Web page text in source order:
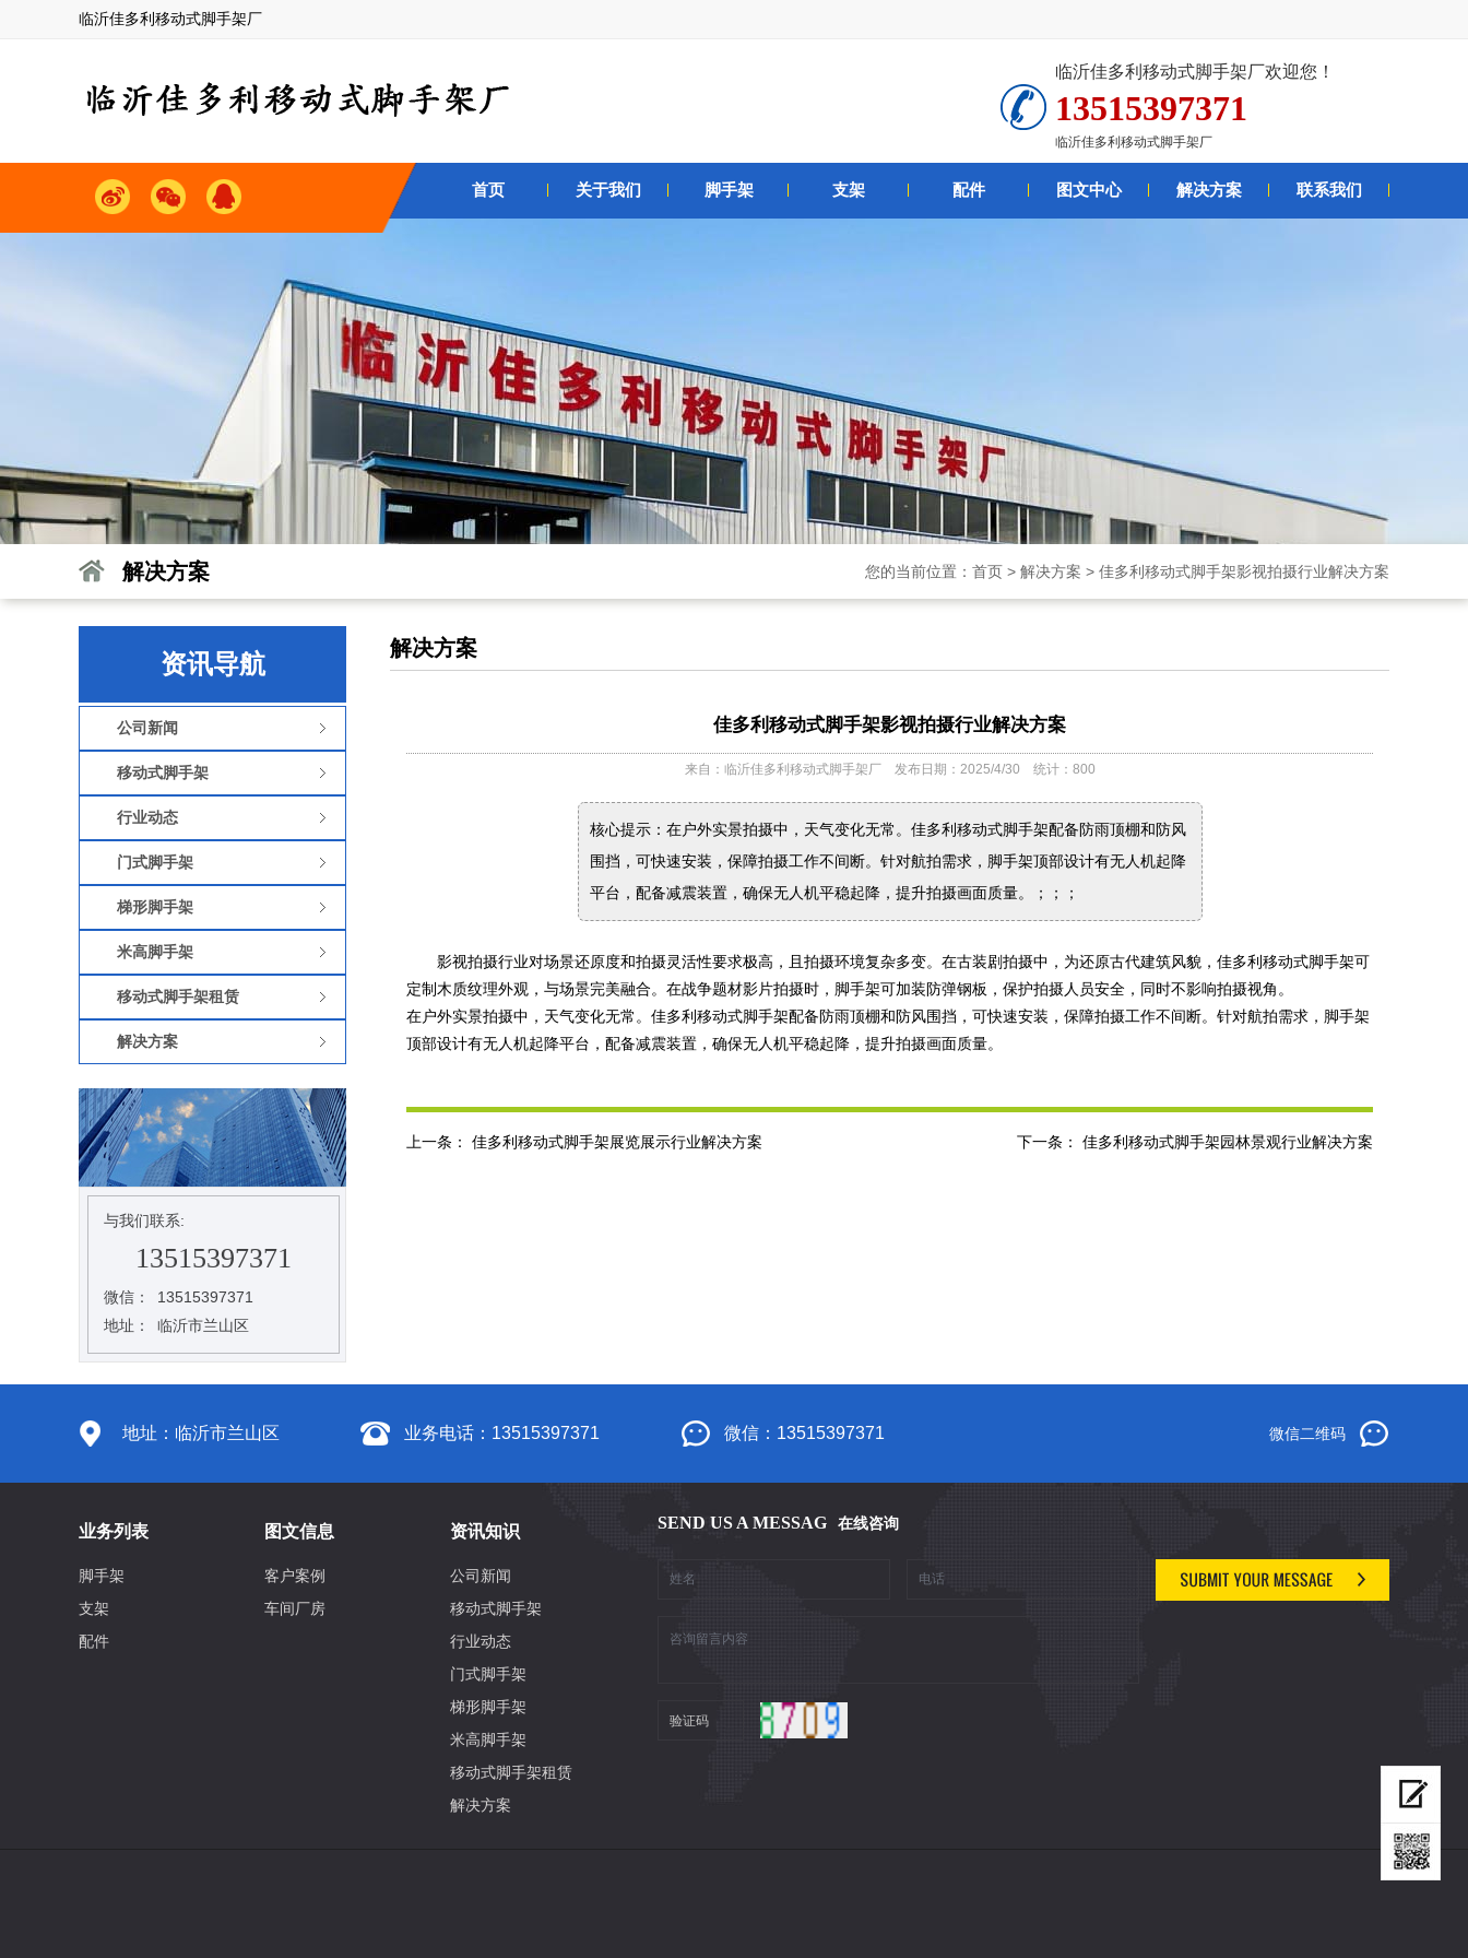
临沂佳多利移动式脚手架厂
临沂佳多利移动式脚手架厂欢迎您！
13515397371
临沂佳多利移动式脚手架厂
首页 关于我们 脚手架 支架 配件 图文中心 解决方案 联系我们
您的当前位置： 首页 > 解决方案 > 佳多利移动式脚手架影视拍摄行业解决方案
解决方案
资讯导航
公司新闻
移动式脚手架
行业动态
门式脚手架
梯形脚手架
米高脚手架
移动式脚手架租赁
解决方案
与我们联系:
13515397371
微信：
13515397371
地址：
临沂市兰山区
解决方案
佳多利移动式脚手架影视拍摄行业解决方案
来自：临沂佳多利移动式脚手架厂 发布日期：2025/4/30 统计：800
核心提示：在户外实景拍摄中，天气变化无常。佳多利移动式脚手架配备防雨顶棚和防风
围挡，可快速安装，保障拍摄工作不间断。针对航拍需求，脚手架顶部设计有无人机起降
平台，配备减震装置，确保无人机平稳起降，提升拍摄画面质量。 ​；；；
影视拍摄行业对场景还原度和拍摄灵活性要求极高，且拍摄环境复杂多变。在古装剧拍摄中，为还原古代建筑风貌，佳多利移动式脚手架可
定制木质纹理外观，与场景完美融合。在战争题材影片拍摄时，脚手架可加装防弹钢板，保护拍摄人员安全，同时不影响拍摄视角。
在户外实景拍摄中，天气变化无常。 佳多利移动式脚手架配备防雨顶棚和防风围挡，可快速安装，保障拍摄工作不间断。针对航拍需求，脚手架
顶部设计有无人机起降平台，配备减震装置，确保无人机平稳起降，提升拍摄画面质量。
下一条： 佳多利移动式脚手架园林景观行业解决方案
上一条： 佳多利移动式脚手架展览展示行业解决方案
地址：临沂市兰山区 业务电话：13515397371 微信：13515397371 微信二维码
业务列表
脚手架
支架
配件
图文信息
客户案例
车间厂房
资讯知识
公司新闻
移动式脚手架
行业动态
门式脚手架
梯形脚手架
米高脚手架
移动式脚手架租赁
解决方案
SEND US A MESSAG 在线咨询